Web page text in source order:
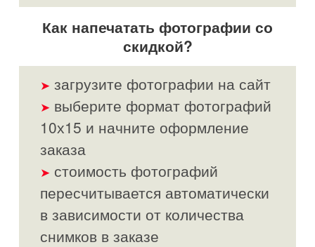
Как напечатать фотографии со
скидкой?
➤ загрузите фотографии на сайт
➤ выберите формат фотографий
10х15 и начните оформление
заказа
➤ стоимость фотографий
пересчитывается автоматически
в зависимости от количества
снимков в заказе